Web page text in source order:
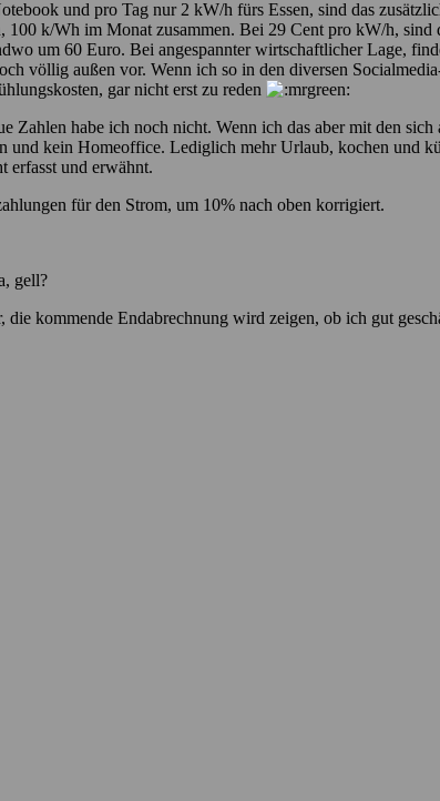
und pro Tag nur 2 kW/h fürs Essen, sind das
k/Wh im Monat zusammen. Bei 29 Cent pro kW/h,
um 60 Euro. Bei angespannter wirtschaftlicher Lage,
völlig außen vor. Wenn ich so in den diversen
gar nicht erst zu reden
Zahlen habe ich noch nicht. Wenn ich das aber mit den
und kein Homeoffice. Lediglich mehr Urlaub, kochen und
erfasst und erwähnt.
für den Strom, um 10% nach oben korrigiert.
gell?
kommende Endabrechnung wird zeigen, ob ich gut